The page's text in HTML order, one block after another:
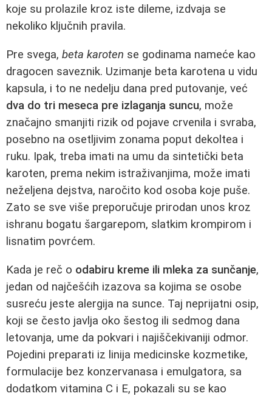
koje su prolazile kroz iste dileme, izdvaja se
nekoliko ključnih pravila.
Pre svega, beta karoten se godinama nameće kao
dragocen saveznik. Uzimanje beta karotena u vidu
kapsula, i to ne nedelju dana pred putovanje, već
dva do tri meseca pre izlaganja suncu, može
značajno smanjiti rizik od pojave crvenila i svraba,
posebno na osetljivim zonama poput dekoltea i
ruku. Ipak, treba imati na umu da sintetički beta
karoten, prema nekim istraživanjima, može imati
neželjena dejstva, naročito kod osoba koje puše.
Zato se sve više preporučuje prirodan unos kroz
ishranu bogatu šargarepom, slatkim krompirom i
lisnatim povrćem.
Kada je reč o odabiru kreme ili mleka za sunčanje,
jedan od najčešćih izazova sa kojima se osobe
susreću jeste alergija na sunce. Taj neprijatni osip,
koji se često javlja oko šestog ili sedmog dana
letovanja, ume da pokvari i najiščekivaniji odmor.
Pojedini preparati iz linija medicinske kozmetike,
formulacije bez konzervanasa i emulgatora, sa
dodatkom vitamina C i E, pokazali su se kao